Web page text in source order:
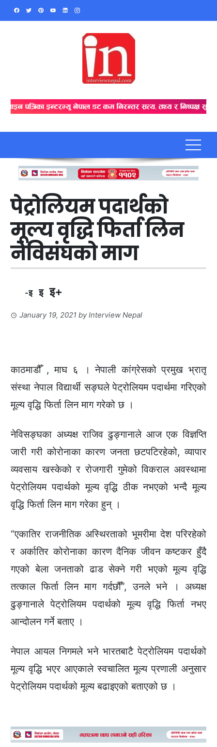
Skip
पेट्रोलियम पदार्थको
मूल्य वृद्धि फिर्ता लिन
नेविसंघको माग
-इ इ इ+
January 19, 2021 byInterview Nepal
काठमाडौँ , माघ ६ । नेपाली कांग्रेसको प्रमुख भ्रातृ
संस्था नेपाल विद्यार्थी सङ्घले पेट्रोलियम पदार्थमा गरिएको
मूल्य वृद्धि फिर्ता लिन माग गरेको छ ।
नेविसङ्घका अध्यक्ष राजिव ढुङ्गानाले आज एक विज्ञप्ति
जारी गरी कोरोनाका कारण जनता छटपटिरहेको, व्यापार
व्यवसाय खस्केको र रोजगारी गुमेको विकराल अवस्थामा
पेट्रोलियम पदार्थको मूल्य वृद्धि ठीक नभएको भन्दै मूल्य
वृद्धि फिर्ता लिन माग गरेका हुन् ।
“एकातिर राजनीतिक अस्थिरताको भूमरीमा देश परिरहेको
र अर्कातिर कोरोनाका कारण दैनिक जीवन कष्टकर हुँदै
गएको बेला जनताको ढाड सेक्ने गरी भएको मूल्य वृद्धि
तत्काल फिर्ता लिन माग गर्दछौँ”, उनले भने । अध्यक्ष
ढुङ्गानाले पेट्रोलियम पदार्थको मूल्य वृद्धि फिर्ता नभए
आन्दोलन गर्ने बताए ।
नेपाल आयल निगमले भने भारतबाटै पेट्रोलियम पदार्थको
मूल्य वृद्धि भएर आएकाले स्वचालित मूल्य प्रणाली अनुसार
पेट्रोलियम पदार्थको मूल्य बढाइएको बताएको छ ।